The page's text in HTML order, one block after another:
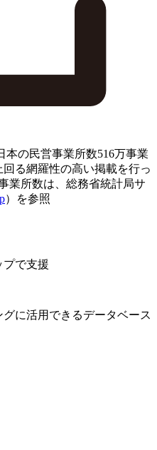
の民営事業所数516万事業
回る網羅性の高い掲載を行っ
業所数は、総務省統計局サ
）を参照
プで支援
に活用できるデータベース